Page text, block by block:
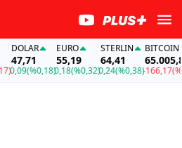
DOLAR
47,71
0,09(%0,18)
EURO
55,19
0,18(%0,32)
STERLIN
64,41
0,24(%0,38)
BITCOIN
65.005,82
-166,17(%-